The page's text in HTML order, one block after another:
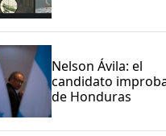
Nelson Ávila: el
candidato
de Honduras